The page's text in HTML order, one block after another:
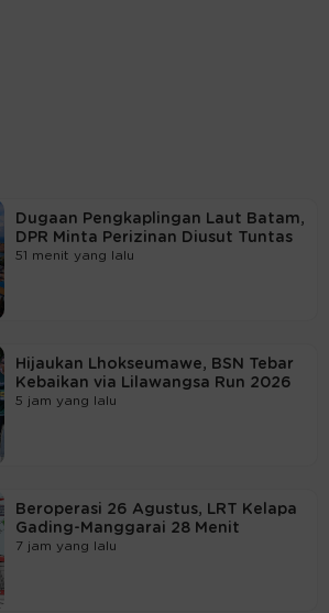
Dugaan Pengkaplingan Laut Batam,
DPR Minta Perizinan Diusut Tuntas
51 menit yang lalu
Hijaukan Lhokseumawe, BSN Tebar
Kebaikan via Lilawangsa Run 2026
5 jam yang lalu
Beroperasi 26 Agustus, LRT Kelapa
Gading-Manggarai 28 Menit
7 jam yang lalu